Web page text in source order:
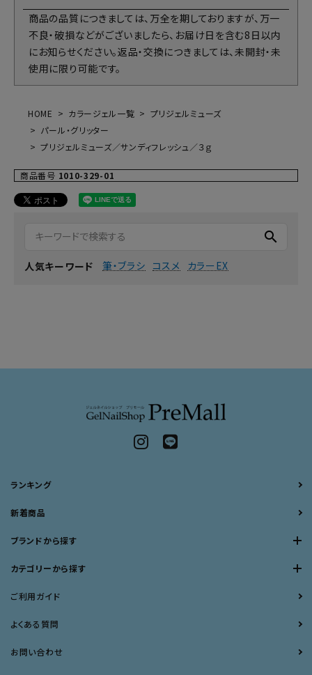
商品の品質につきましては、万全を期しておりますが、万一
不良・破損などがございましたら、お届け日を含む8日以内
にお知らせください。返品・交換につきましては、未開封・未
使用に限り可能です。
HOME カラージェル一覧
プリジェルミューズ
パール・グリッター
プリジェルミューズ／サンディフレッシュ／３ｇ
商品番号 1010-329-01
search
人気キーワード 筆・ブラシ コスメ カラーEX
ランキング
新着商品
ブランドから探す
カテゴリーから探す
ご利用ガイド
よくある質問
お問い合わせ